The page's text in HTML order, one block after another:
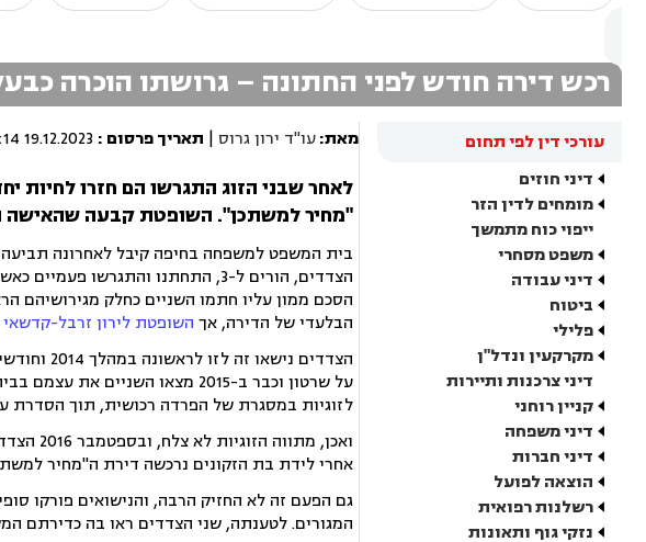
רכש דירה חודש לפני החתונה – גרושתו הוכרה
עורכי דין לפי תחום
דיני חוזים
מומחים לדין הזר
ייפוי כוח מתמשך
משפט מסחרי
דיני עבודה
ביטוח
פלילי
מקרקעין ונדל"ן
דיני צרכנות ותיירות
קניין רוחני
דיני משפחה
דיני חברות
הוצאה לפועל
רשלנות רפואית
נזקי גוף ותאונות
מאת:עו"ד ירון גרוס | תאריך פרסום :
19.12.2023 14:14
לאחר שבני הזוג התגרשו הם חזרו לחיות
"מחיר למשתכן". השופטת קבעה שהאישה
בית המשפט למשפחה בחיפה קיבל לאחרונה
הצדדים, הורים ל-3, התחתנו
הסכם ממון עליו חתמו השניים כחלק מגירושיהם
הבלעדי של הדירה, אך השופטת לירון זרבל-קדשאי
הצדדים
על שרטון וכבר ב-2015 מצאו
לזוגיות במסגרת של הפרדה רכושית, תוך הסדרת
ואכן,
אחרי לידת בת הזקונים נרכשה דירת ה"מחיר
גם הפעם זה לא החזיק הרבה, והנישואים פורקו
המגורים.לטענתה, שני הצדדים ראו בה כדירתם